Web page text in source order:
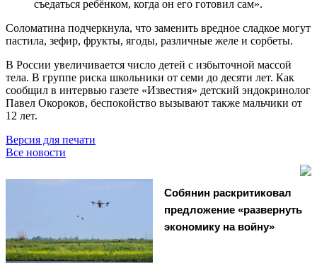
съедаться ребёнком, когда он его готовил сам».
Соломатина подчеркнула, что заменить вредное сладкое могут
пастила, зефир, фрукты, ягоды, различные желе и сорбеты.
В России увеличивается число детей с избыточной массой
тела. В группе риска школьники от семи до десяти лет. Как
сообщил в интервью газете «Известия» детский эндокринолог
Павел Окороков, беспокойство вызывают также мальчики от
12 лет.
Версия для печати
Все новости
Собянин раскритиковал
предложение «развернуть
экономику на войну»